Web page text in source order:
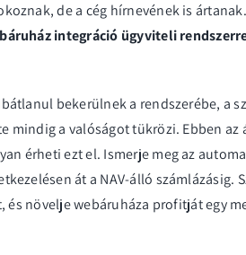
de a cég hírnevének is
integráció ügyviteli
bekerülnek a rendszerébe, a
mindig a valóságot tükrözi. Ebben az
érheti ezt el. Ismerje meg az
át a NAV-álló számlázásig.
és növelje webáruháza profitját egy